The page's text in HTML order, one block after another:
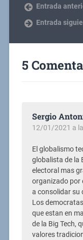
Entrada
Entrada
5
Sergio
12/01/2021 a
El globalismo
globalista de la
electoral mas
organizado por
a consolidar su
Los
que estan en
de la Big Tech,
valores